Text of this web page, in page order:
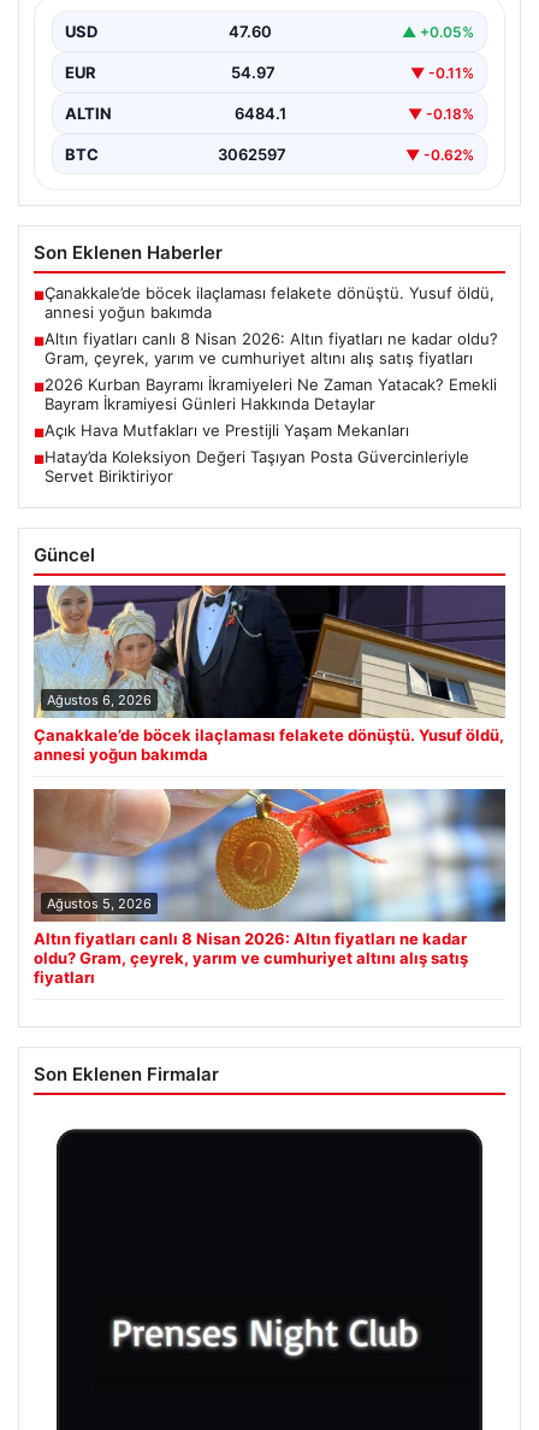
fiyatları
USD 47.60 ▲ +0.05%
EUR 54.97 ▼ -0.11%
ALTIN 6484.1 ▼ -0.18%
BTC 3062597 ▼ -0.62%
Son Eklenen Haberler
■Çanakkale’de böcek ilaçlaması felakete dönüştü. Yusuf öldü,
annesi yoğun bakımda
■Altın fiyatları canlı 8 Nisan 2026: Altın fiyatları ne kadar oldu?
Gram, çeyrek, yarım ve cumhuriyet altını alış satış fiyatları
■2026 Kurban Bayramı İkramiyeleri Ne Zaman Yatacak? Emekli
Bayram İkramiyesi Günleri Hakkında Detaylar
■Açık Hava Mutfakları ve Prestijli Yaşam Mekanları
■Hatay’da Koleksiyon Değeri Taşıyan Posta Güvercinleriyle
Servet Biriktiriyor
Güncel
Ağustos 6, 2026
Çanakkale’de böcek ilaçlaması felakete dönüştü. Yusuf öldü,
annesi yoğun bakımda
Ağustos 5, 2026
Altın fiyatları canlı 8 Nisan 2026: Altın fiyatları ne kadar
oldu? Gram, çeyrek, yarım ve cumhuriyet altını alış satış
fiyatları
Son Eklenen Firmalar